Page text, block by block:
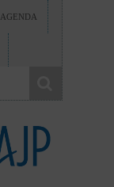
AGENDA